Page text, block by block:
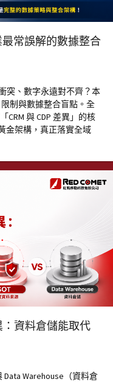
最常誤解的數據整合
突、數字永遠對不齊？本
限制與數據整合盲點。全
CRM 與 CDP 差異」的核
金架構，真正落實全域
：資料倉儲能取代
Warehouse（資料倉